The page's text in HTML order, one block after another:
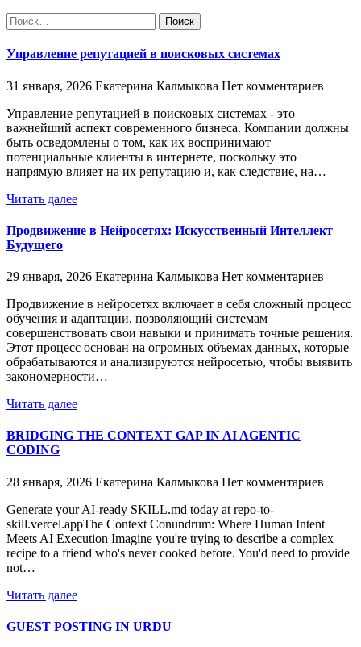
Поиск
Управление репутацией в поисковых системах
31 января, 2026 Екатерина Калмыкова Нет комментариев
Управление репутацией в поисковых системах - это
важнейший аспект современного бизнеса. Компании должны
быть осведомлены о том, как их воспринимают
потенциальные клиенты в интернете, поскольку это
напрямую влияет на их репутацию и, как следствие, на…
Читать далее
Продвижение в Нейросетях: Искусственный Интеллект
Будущего
29 января, 2026 Екатерина Калмыкова Нет комментариев
Продвижение в нейросетях включает в себя сложный процесс
обучения и адаптации, позволяющий системам
совершенствовать свои навыки и принимать точные решения.
Этот процесс основан на огромных объемах данных, которые
обрабатываются и анализируются нейросетью, чтобы выявить
закономерности…
Читать далее
BRIDGING THE CONTEXT GAP IN AI AGENTIC
CODING
28 января, 2026 Екатерина Калмыкова Нет комментариев
Generate your AI-ready SKILL.md today at repo-to-
skill.vercel.appThe Context Conundrum: Where Human Intent
Meets AI Execution Imagine you're trying to describe a complex
recipe to a friend who's never cooked before. You'd need to provide
not…
Читать далее
GUEST POSTING IN URDU